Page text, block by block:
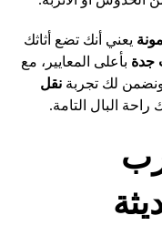
يعني أنك تضع أثاثك
جدة بأعلى المعايير، مع
لك تجربةنقل
راحة البال التامة.